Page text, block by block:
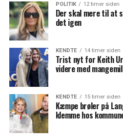
POLITIK 12 timer siden
Der skal mere til at
det igen
KENDTE 14 timer siden
Trist nyt for Keith
videre med
KENDTE 15 timer siden
Kæmpe brøler på
klemme hos